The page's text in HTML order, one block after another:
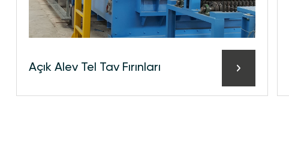
Açık Alev Tel Tav Fırınları